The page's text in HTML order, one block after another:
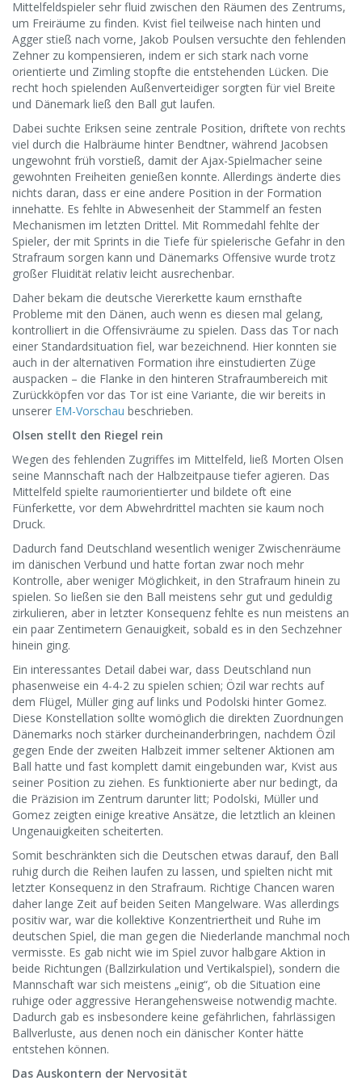
Mittelfeldspieler sehr fluid zwischen den Räumen des Zentrums,
um Freiräume zu finden. Kvist fiel teilweise nach hinten und
Agger stieß nach vorne, Jakob Poulsen versuchte den fehlenden
Zehner zu kompensieren, indem er sich stark nach vorne
orientierte und Zimling stopfte die entstehenden Lücken. Die
recht hoch spielenden Außenverteidiger sorgten für viel Breite
und Dänemark ließ den Ball gut laufen.
Dabei suchte Eriksen seine zentrale Position, driftete von rechts
viel durch die Halbräume hinter Bendtner, während Jacobsen
ungewohnt früh vorstieß, damit der Ajax-Spielmacher seine
gewohnten Freiheiten genießen konnte. Allerdings änderte dies
nichts daran, dass er eine andere Position in der Formation
innehatte. Es fehlte in Abwesenheit der Stammelf an festen
Mechanismen im letzten Drittel. Mit Rommedahl fehlte der
Spieler, der mit Sprints in die Tiefe für spielerische Gefahr in den
Strafraum sorgen kann und Dänemarks Offensive wurde trotz
großer Fluidität relativ leicht ausrechenbar.
Daher bekam die deutsche Viererkette kaum ernsthafte
Probleme mit den Dänen, auch wenn es diesen mal gelang,
kontrolliert in die Offensivräume zu spielen. Dass das Tor nach
einer Standardsituation fiel, war bezeichnend. Hier konnten sie
auch in der alternativen Formation ihre einstudierten Züge
auspacken – die Flanke in den hinteren Strafraumbereich mit
Zurückköpfen vor das Tor ist eine Variante, die wir bereits in
unserer EM-Vorschau beschrieben.
Olsen stellt den Riegel rein
Wegen des fehlenden Zugriffes im Mittelfeld, ließ Morten Olsen
seine Mannschaft nach der Halbzeitpause tiefer agieren. Das
Mittelfeld spielte raumorientierter und bildete oft eine
Fünferkette, vor dem Abwehrdrittel machten sie kaum noch
Druck.
Dadurch fand Deutschland wesentlich weniger Zwischenräume
im dänischen Verbund und hatte fortan zwar noch mehr
Kontrolle, aber weniger Möglichkeit, in den Strafraum hinein zu
spielen. So ließen sie den Ball meistens sehr gut und geduldig
zirkulieren, aber in letzter Konsequenz fehlte es nun meistens an
ein paar Zentimetern Genauigkeit, sobald es in den Sechzehner
hinein ging.
Ein interessantes Detail dabei war, dass Deutschland nun
phasenweise ein 4-4-2 zu spielen schien; Özil war rechts auf
dem Flügel, Müller ging auf links und Podolski hinter Gomez.
Diese Konstellation sollte womöglich die direkten Zuordnungen
Dänemarks noch stärker durcheinanderbringen, nachdem Özil
gegen Ende der zweiten Halbzeit immer seltener Aktionen am
Ball hatte und fast komplett damit eingebunden war, Kvist aus
seiner Position zu ziehen. Es funktionierte aber nur bedingt, da
die Präzision im Zentrum darunter litt; Podolski, Müller und
Gomez zeigten einige kreative Ansätze, die letztlich an kleinen
Ungenauigkeiten scheiterten.
Somit beschränkten sich die Deutschen etwas darauf, den Ball
ruhig durch die Reihen laufen zu lassen, und spielten nicht mit
letzter Konsequenz in den Strafraum. Richtige Chancen waren
daher lange Zeit auf beiden Seiten Mangelware. Was allerdings
positiv war, war die kollektive Konzentriertheit und Ruhe im
deutschen Spiel, die man gegen die Niederlande manchmal noch
vermisste. Es gab nicht wie im Spiel zuvor halbgare Aktion in
beide Richtungen (Ballzirkulation und Vertikalspiel), sondern die
Mannschaft war sich meistens „einig“, ob die Situation eine
ruhige oder aggressive Herangehensweise notwendig machte.
Dadurch gab es insbesondere keine gefährlichen, fahrlässigen
Ballverluste, aus denen noch ein dänischer Konter hätte
entstehen können.
Das Auskontern der Nervosität